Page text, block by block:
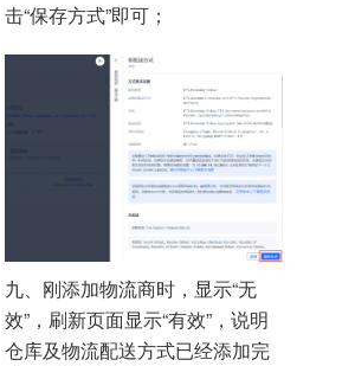
击“保存方式”即可；
九、刚添加物流商时，显示“无
效”，刷新页面显示“有效”，说明
仓库及物流配送方式已经添加完